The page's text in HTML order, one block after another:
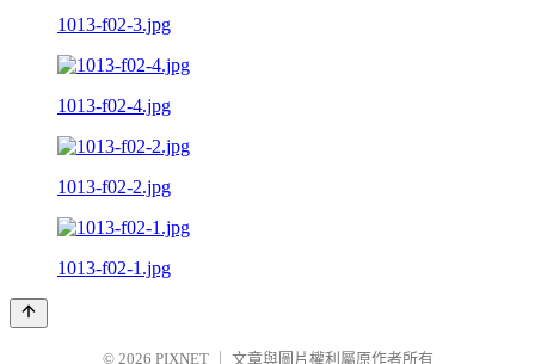
1013-f02-3.jpg
1013-f02-4.jpg
1013-f02-2.jpg
1013-f02-1.jpg
© 2026 PIXNET 文章與圖片權利屬原作者所有